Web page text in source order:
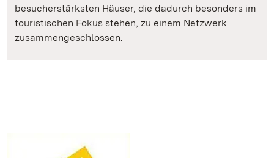
besucherstärksten Häuser, die dadurch besonders im
touristischen Fokus stehen, zu einem Netzwerk
zusammengeschlossen.